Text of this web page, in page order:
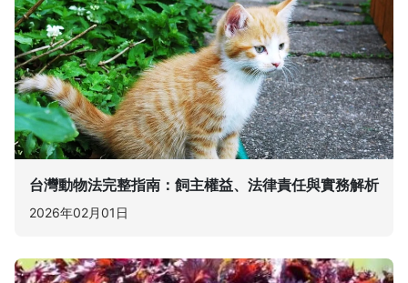
台灣動物法完整指南：飼主權益、法律責任與實務解析
2026年02月01日